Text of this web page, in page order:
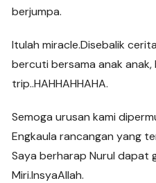
berjumpa.
Itulah miracle.Disebalik
bercuti bersama anak
trip..HAHHAHHAHA.
Semoga urusan kami
Engkaula rancangan yang
Saya berharap Nurul dapat
Miri.InsyaAllah.